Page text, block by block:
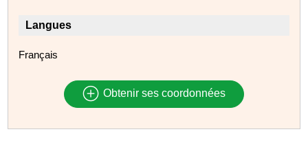
Langues
Français
Obtenir ses coordonnées